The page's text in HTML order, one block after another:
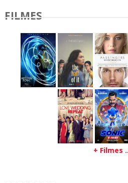
FILMES
+ Filmes